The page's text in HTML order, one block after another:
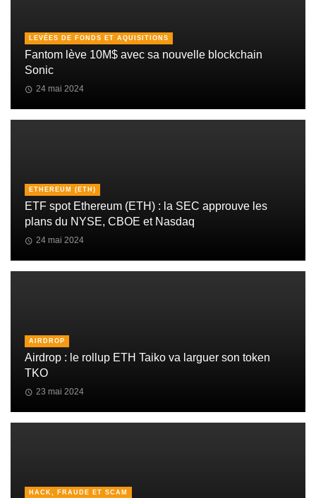
LEVÉES DE FONDS ET AQUISITIONS
Fantom lève 10M$ avec sa nouvelle blockchain
Sonic
24 mai 2024
ETHEREUM (ETH)
ETF spot Ethereum (ETH) : la SEC approuve les
plans du NYSE, CBOE et Nasdaq
24 mai 2024
AIRDROP
Airdrop : le rollup ETH Taiko va larguer son token
TKO
23 mai 2024
HACK, FRAUDE ET SCAM